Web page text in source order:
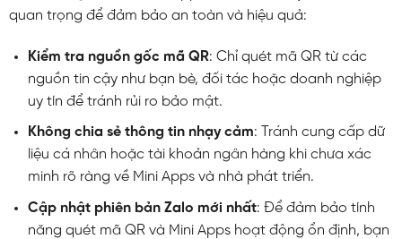
quan trọng để đảm bảo an toàn và hiệu quả:
Kiểm tra nguồn gốc mã QR: Chỉ quét mã QR từ các
nguồn tin cậy như bạn bè, đối tác hoặc doanh nghiệp
uy tín để tránh rủi ro bảo mật.
Không chia sẻ thông tin nhạy cảm: Tránh cung cấp dữ
liệu cá nhân hoặc tài khoản ngân hàng khi chưa xác
minh rõ ràng về Mini Apps và nhà phát triển.
Cập nhật phiên bản Zalo mới nhất: Để đảm bảo tính
năng quét mã QR và Mini Apps hoạt động ổn định, bạn